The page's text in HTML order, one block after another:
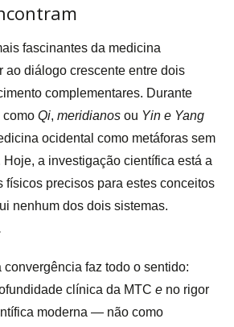
fascinantes da medicina
ao diálogo crescente entre dois
complementares. Durante
como Qi, meridianos ou Yin e Yang
ocidental como metáforas sem
a investigação científica está a
físicos precisos para estes conceitos
nenhum dos dois sistemas.
faz todo o sentido:
clínica da MTC e no rigor
moderna — não como